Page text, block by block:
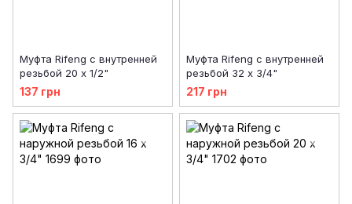
Муфта Rifeng с внутренней
резьбой 20 х 1/2"
137 грн
Муфта Rifeng с внутренней
резьбой 32 х 3/4"
217 грн